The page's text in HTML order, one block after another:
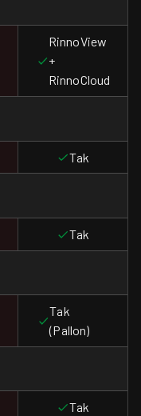
RinnoView
+
RinnoCloud
Tak
Tak
Tak
(Pallon)
Tak